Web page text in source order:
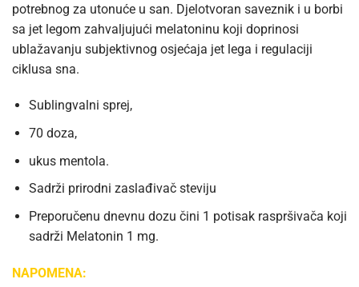
potrebnog za utonuće u san. Djelotvoran saveznik i u borbi
sa jet legom zahvaljujući melatoninu koji doprinosi
ublažavanju subjektivnog osjećaja jet lega i regulaciji
ciklusa sna.
Sublingvalni sprej,
70 doza,
ukus mentola.
Sadrži prirodni zaslađivač steviju
Preporučenu dnevnu dozu čini 1 potisak raspršivača koji
sadrži Melatonin 1 mg.
NAPOMENA: